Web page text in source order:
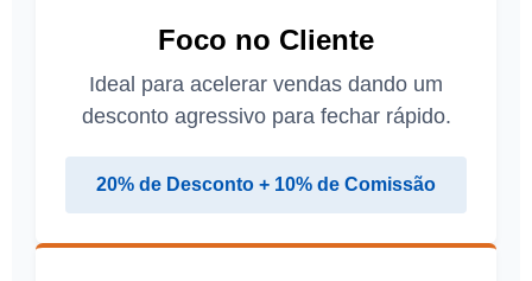
Foco no Cliente
Ideal para acelerar vendas dando um
desconto agressivo para fechar rápido.
20% de Desconto + 10% de Comissão